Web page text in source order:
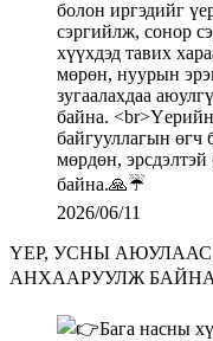
2026/06/11
ҮЕР, УСНЫ
АНХААРУУЛЖ